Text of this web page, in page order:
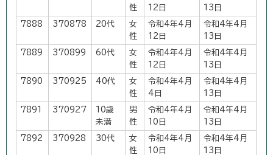
性
12日
13日
7888 370878 20代
女
性
令和4年4月
12日
令和4年4月
13日
7889 370899 60代
女
性
令和4年4月
12日
令和4年4月
13日
7890 370925 40代
女
性
令和4年4月
4日
令和4年4月
13日
7891 370927
10歳
未満
男
性
令和4年4月
10日
令和4年4月
13日
7892 370928 30代
女
性
令和4年4月
10日
令和4年4月
13日